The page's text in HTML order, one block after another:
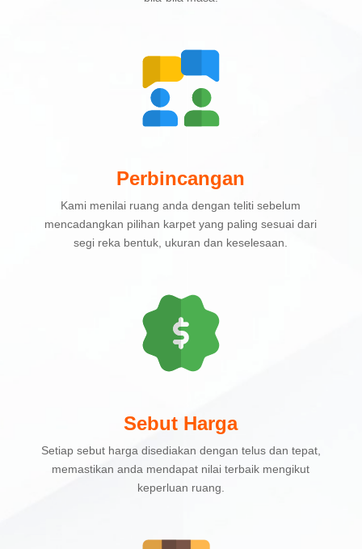
Perbincangan
Kami menilai ruang anda dengan teliti sebelum
mencadangkan pilihan karpet yang paling sesuai dari
segi reka bentuk, ukuran dan keselesaan.
Sebut Harga
Setiap sebut harga disediakan dengan telus dan tepat,
memastikan anda mendapat nilai terbaik mengikut
keperluan ruang.